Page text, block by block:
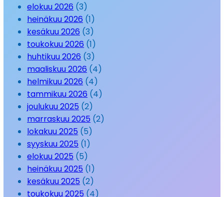
elokuu 2026 (3)
heinäkuu 2026 (1)
kesäkuu 2026 (3)
toukokuu 2026 (1)
huhtikuu 2026 (3)
maaliskuu 2026 (4)
helmikuu 2026 (4)
tammikuu 2026 (4)
joulukuu 2025 (2)
marraskuu 2025 (2)
lokakuu 2025 (5)
syyskuu 2025 (1)
elokuu 2025 (5)
heinäkuu 2025 (1)
kesäkuu 2025 (2)
toukokuu 2025 (4)